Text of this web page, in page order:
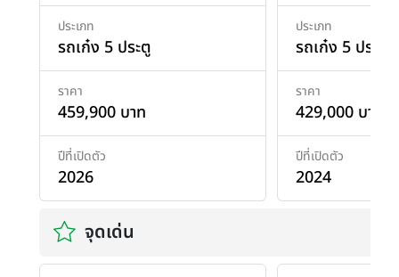
ประเภท
รถเก๋ง 5 ประตู
ราคา
459,900 บาท
ปีที่เปิดตัว
2026
ประเภท
รถเก๋ง 5 ประตู
ราคา
429,000 บาท
ปีที่เปิดตัว
2024
จุดเด่น